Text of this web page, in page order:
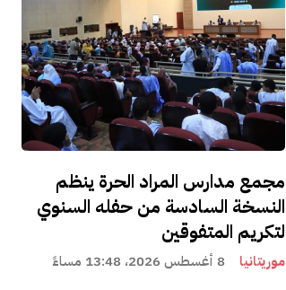
مجمع مدارس المراد الحرة ينظم
النسخة السادسة من حفله السنوي
لتكريم المتفوقين
موريتانيا 8 أغسطس 2026، 13:48 مساءً